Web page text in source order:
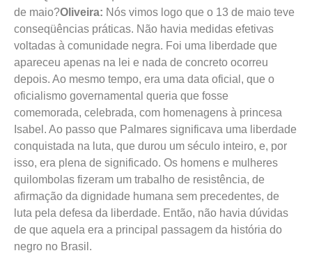
de maio?Oliveira: Nós vimos logo que o 13 de maio teve
conseqüências práticas. Não havia medidas efetivas
voltadas à comunidade negra. Foi uma liberdade que
apareceu apenas na lei e nada de concreto ocorreu
depois. Ao mesmo tempo, era uma data oficial, que o
oficialismo governamental queria que fosse
comemorada, celebrada, com homenagens à princesa
Isabel. Ao passo que Palmares significava uma liberdade
conquistada na luta, que durou um século inteiro, e, por
isso, era plena de significado. Os homens e mulheres
quilombolas fizeram um trabalho de resistência, de
afirmação da dignidade humana sem precedentes, de
luta pela defesa da liberdade. Então, não havia dúvidas
de que aquela era a principal passagem da história do
negro no Brasil.